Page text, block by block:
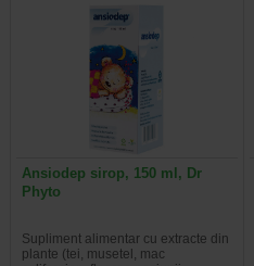
Ansiodep sirop, 150 ml, Dr
Phyto
Supliment alimentar cu extracte din
plante (tei, musetel, mac